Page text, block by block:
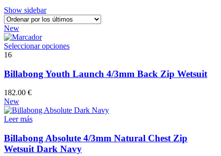
últimos
Show sidebar
New
Seleccionar opcionesEste
múltiples
variantes.
se
pueden
la
página
16
Billabong Youth Launch 4/3mm Back Zip Wetsuit
182.00 €
New
Leer más
Billabong Absolute 4/3mm Natural Chest Zip
Wetsuit Dark Navy